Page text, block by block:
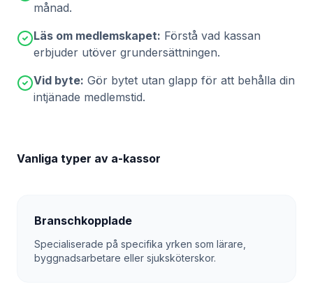
månad.
Läs om medlemskapet: Förstå vad kassan
erbjuder utöver grundersättningen.
Vid byte: Gör bytet utan glapp för att behålla din
intjänade medlemstid.
Vanliga typer av a-kassor
Branschkopplade
Specialiserade på specifika yrken som lärare,
byggnadsarbetare eller sjuksköterskor.